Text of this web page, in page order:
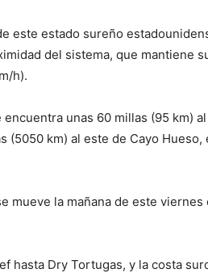
este estado sureño
del sistema, que mantiene
h).
unas 60 millas (95 km)
(5050 km) al este de Cayo
mueve la mañana de este
hasta Dry Tortugas, y la costa